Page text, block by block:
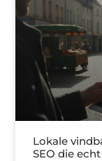
Lokale
SEO die